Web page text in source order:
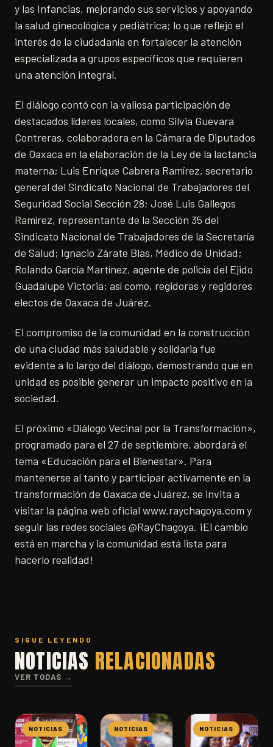
y las Infancias, mejorando sus servicios y apoyando
la salud ginecológica y pediátrica; lo que reflejó el
interés de la ciudadanía en fortalecer la atención
especializada a grupos específicos que requieren
una atención integral.
El diálogo contó con la valiosa participación de
destacados líderes locales, como Silvia Guevara
Contreras, colaboradora en la Cámara de Diputados
de Oaxaca en la elaboración de la Ley de la lactancia
materna; Luis Enrique Cabrera Ramírez, secretario
general del Sindicato Nacional de Trabajadores del
Seguridad Social Sección 28; José Luis Gallegos
Ramírez, representante de la Sección 35 del
Sindicato Nacional de Trabajadores de la Secretaría
de Salud; Ignacio Zárate Blas, Médico de Unidad;
Rolando García Martínez, agente de policía del Ejido
Guadalupe Victoria; así como, regidoras y regidores
electos de Oaxaca de Juárez.
El compromiso de la comunidad en la construcción
de una ciudad más saludable y solidaria fue
evidente a lo largo del diálogo, demostrando que en
unidad es posible generar un impacto positivo en la
sociedad.
El próximo «Diálogo Vecinal por la Transformación»,
programado para el 27 de septiembre, abordará el
tema «Educación para el Bienestar». Para
mantenerse al tanto y participar activamente en la
transformación de Oaxaca de Juárez, se invita a
visitar la página web oficial www.raychagoya.com y
seguir las redes sociales @RayChagoya. ¡El cambio
está en marcha y la comunidad está lista para
hacerlo realidad!
SIGUE LEYENDO
NOTICIAS RELACIONADAS
VER TODAS →
NOTICIAS NOTICIAS NOTICIAS